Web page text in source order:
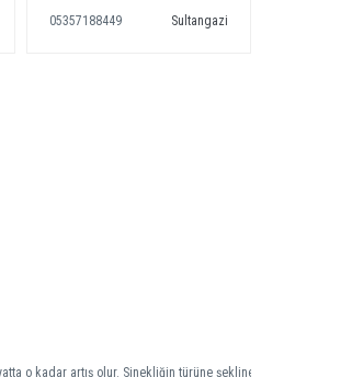
05357188449
Sultangazi
o kadar artış olur. Sinekliğin türüne şekline